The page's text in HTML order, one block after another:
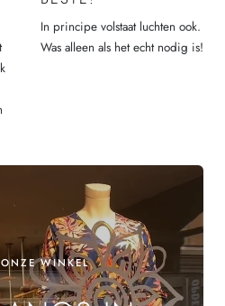
In principe volstaat luchten ook.
Was alleen als het echt nodig is!
WINKEL